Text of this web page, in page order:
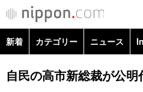
新着 カテゴリー ニュース
政治・外交
自民の高市新総裁が公明